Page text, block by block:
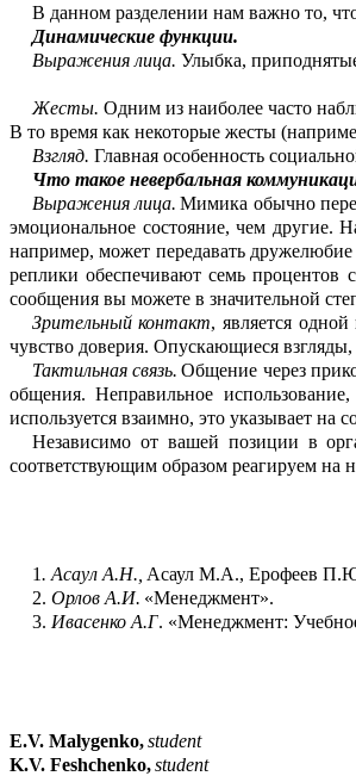
В данном разделении нам важно то,
Динамические функции.
Выражения лица. Улыбка,
Жесты. Одним из наиболее часто на
В то время как некоторые жесты
Взгляд. Главная особенность социаль
Что такое невербальная коммуника
Выражения лица. Мимика обычно пе
эмоциональное состояние, чем другие.
например, может передавать
реплики обеспечивают семь процентов
сообщения вы можете в значительной
Зрительный контакт,является
чувство доверия. Опускающиеся
Тактильная связь. Общение через при
общения. Неправильное
используется взаимно, это указывает на
Независимо от вашей позиции в
соответствующим образом реагируем на
1. АсаулА.Н. АсаулМ.А., Ерофеев
2. Орлов А.И. «Менеджмент».
3. ИвасенкоА.Г. «Менеджмент:
E.V. Malygenko,student
K.V. Feshchenko,student